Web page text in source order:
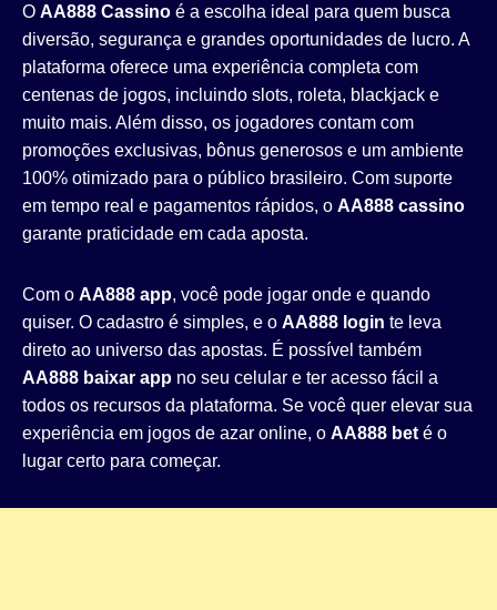
O AA888 Cassino é a escolha ideal para quem busca
diversão, segurança e grandes oportunidades de lucro. A
plataforma oferece uma experiência completa com
centenas de jogos, incluindo slots, roleta, blackjack e
muito mais. Além disso, os jogadores contam com
promoções exclusivas, bônus generosos e um ambiente
100% otimizado para o público brasileiro. Com suporte
em tempo real e pagamentos rápidos, o AA888 cassino
garante praticidade em cada aposta.
Com o AA888 app, você pode jogar onde e quando
quiser. O cadastro é simples, e o AA888 login te leva
direto ao universo das apostas. É possível também
AA888 baixar app no seu celular e ter acesso fácil a
todos os recursos da plataforma. Se você quer elevar sua
experiência em jogos de azar online, o AA888 bet é o
lugar certo para começar.